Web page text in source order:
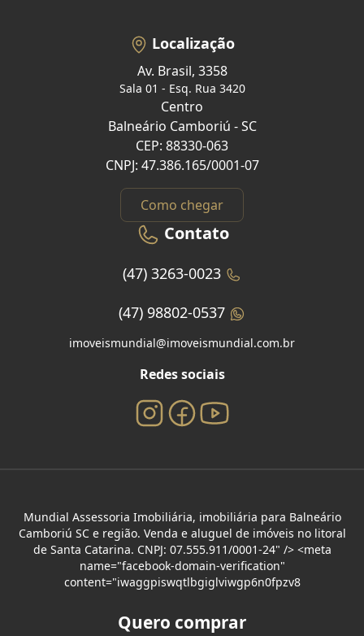
Localização
Av. Brasil, 3358
Sala 01 - Esq. Rua 3420
Centro
Balneário Camboriú - SC
CEP: 88330-063
CNPJ: 47.386.165/0001-07
Como chegar
Contato
(47) 3263-0023
(47) 98802-0537
imoveismundial@imoveismundial.com.br
Redes sociais
Mundial Assessoria Imobiliária, imobiliária para Balneário
Camboriú SC e região. Venda e aluguel de imóveis no litoral
de Santa Catarina. CNPJ: 07.555.911/0001-24" /> <meta
name="facebook-domain-verification"
content="iwaggpiswqtlbgiglviwgp6n0fpzv8
Quero comprar